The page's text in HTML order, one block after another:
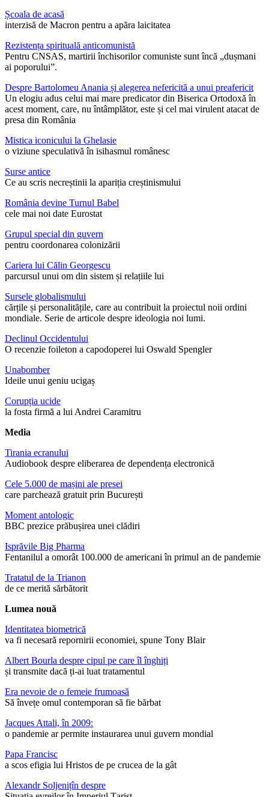
Școala de acasă
interzisă de Macron pentru a apăra laicitatea
Rezistența spirituală anticomunistă
Pentru CNSAS, martirii închisorilor comuniste sunt încă „dușmani
ai poporului”.
Despre Bartolomeu Anania și alegerea nefericită a unui preafericit
Un elogiu adus celui mai mare predicator din Biserica Ortodoxă în
acest moment, care, nu întâmplător, este și cel mai virulent atacat de
presa din România
Mistica iconicului la Ghelasie
o viziune speculativă în isihasmul românesc
Surse antice
Ce au scris necreștinii la apariția creștinismului
România devine Turnul Babel
cele mai noi date Eurostat
Grupul special din guvern
pentru coordonarea colonizării
Cariera lui Călin Georgescu
parcursul unui om din sistem și relațiile lui
Sursele globalismului
cărțile și personalitățile, care au contribuit la proiectul noii ordini
mondiale. Serie de articole despre ideologia noi lumi.
Declinul Occidentului
O recenzie foileton a capodoperei lui Oswald Spengler
Unabomber
Ideile unui geniu ucigaș
Corupția ucide
la fosta firmă a lui Andrei Caramitru
Media
Tirania ecranului
Audiobook despre eliberarea de dependența electronică
Cele 5.000 de mașini ale presei
care parchează gratuit prin București
Moment antologic
BBC prezice prăbușirea unei clădiri
Isprăvile Big Pharma
Fentanilul a omorât 100.000 de americani în primul an de pandemie
Tratatul de la Trianon
de ce merită sărbătorit
Lumea nouă
Identitatea biometrică
va fi necesară repornirii economiei, spune Tony Blair
Albert Bourla despre cipul pe care îl înghiți
și transmite dacă ți-ai luat tratamentul
Era nevoie de o femeie frumoasă
Să învețe omul contemporan să fie bărbat
Jacques Attali, în 2009:
o pandemie ar permite instaurarea unui guvern mondial
Papa Francisc
a scos efigia lui Hristos de pe crucea de la gât
Alexandr Soljenițîn despre